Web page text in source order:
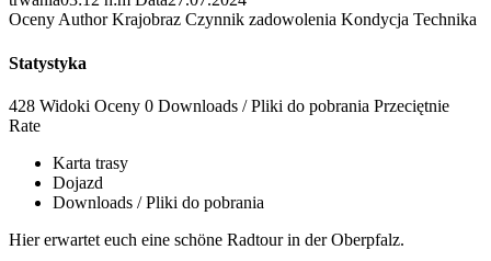
Oceny Author Krajobraz Czynnik zadowolenia Kondycja Technika
Statystyka
428 Widoki Oceny 0 Downloads / Pliki do pobrania Przeciętnie
Rate
Karta trasy
Dojazd
Downloads / Pliki do pobrania
Hier erwartet euch eine schöne Radtour in der Oberpfalz.